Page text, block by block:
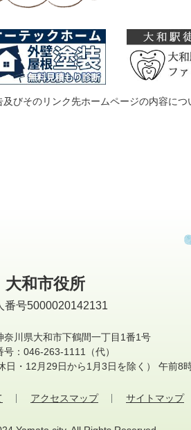
びそのリンク先ホームページの内容に
大和市役所
番号5000020142131
奈川県大和市下鶴間一丁目1番1号
号：046-263-1111（代）
日・12月29日から1月3日を除く） 午前8
アクセスマップ サイトマップ